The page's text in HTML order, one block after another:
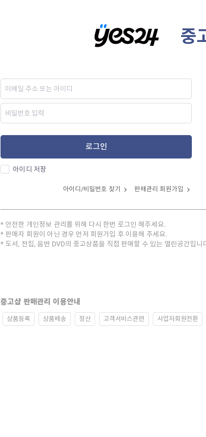
중
로그인
아이디 저장
아이디/비밀번호 찾기 판매관리 회원가입
안전한 개인정보 관리를 위해 다시 한번 로그인 해주세요.
판매자 회원이 아닌 경우 먼저 회원가입 후 이용해 주세요.
도서, 전집, 음반 DVD의 중고상품을 직접 판매할 수 있는 열린공간입니
중고샵 판매관리 이용안내
상품등록 상품배송 정산 고객서비스관련 사업자회원전환